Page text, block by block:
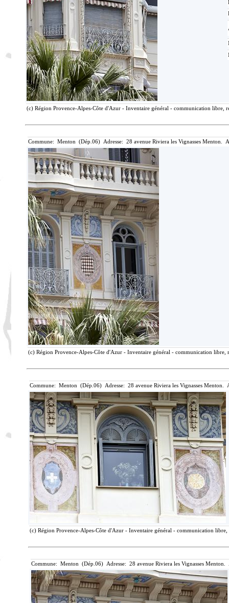
(c) Région Provence-Alpes-Côte d'Azur - Inventaire général - communication libre,
Commune: Menton (Dép.06) Adresse: 28 avenue Riviera les Vignasses Menton.
(c) Région Provence-Alpes-Côte d'Azur - Inventaire général - communication libre,
Commune: Menton (Dép.06) Adresse: 28 avenue Riviera les Vignasses
(c) Région Provence-Alpes-Côte d'Azur - Inventaire général - communication
Commune: Menton (Dép.06) Adresse: 28 avenue Riviera les Vignasses